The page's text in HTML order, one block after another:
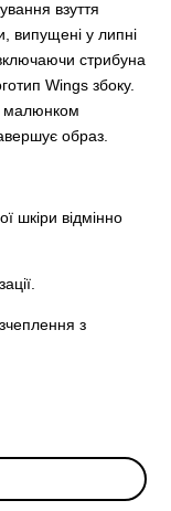
взуття
випущені у липні
стрибуна
Wings збоку.
малюнком
образ.
шкіри відмінно
з